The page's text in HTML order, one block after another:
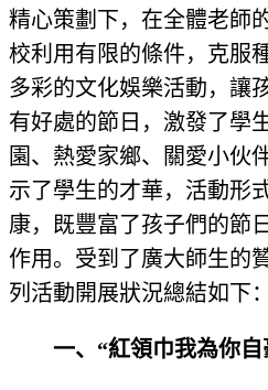
精心策劃下，在全體老師
校利用有限的條件，克服
多彩的文化娛樂活動，讓
有好處的節日，激發了學
園、熱愛家鄉、關愛小伙
示了學生的才華，活動形
康，既豐富了孩子們的節
作用。受到了廣大師生的
列活動開展狀況總結如下：
一、“紅領巾我為你